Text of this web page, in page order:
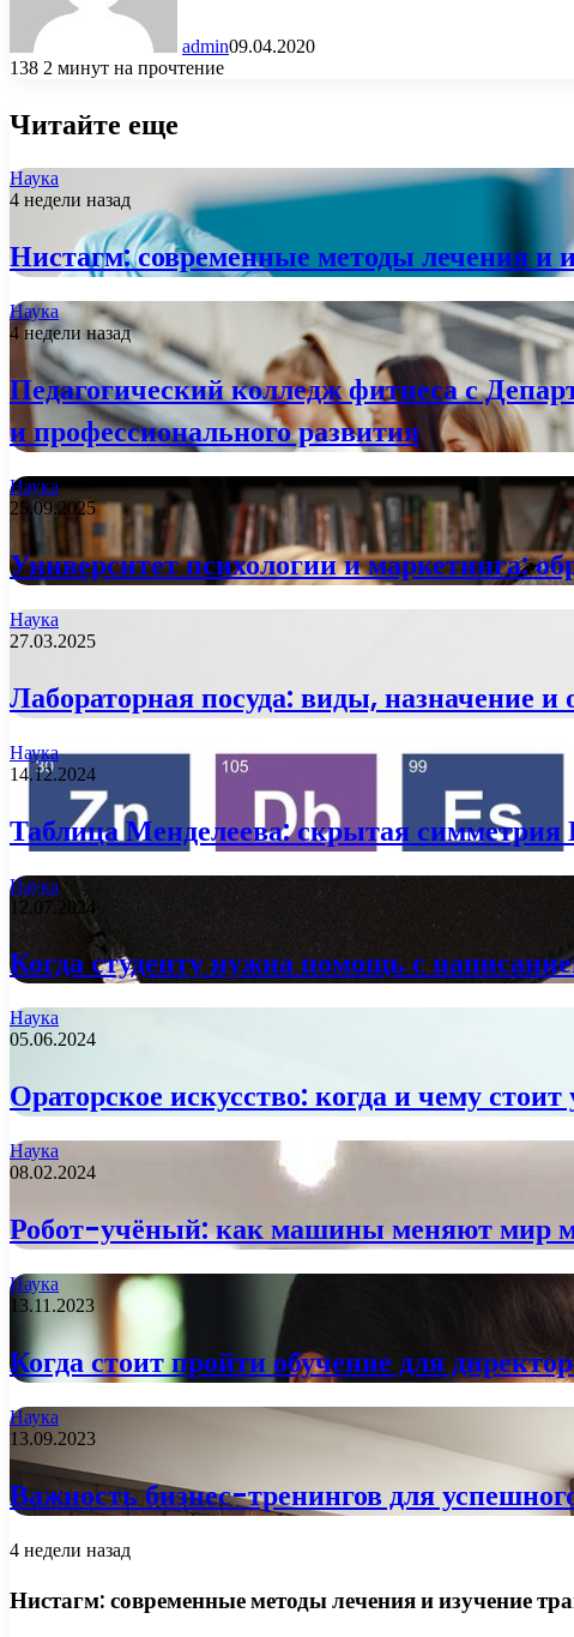
admin09.04.2020
138 2 минут на прочтение
Читайте еще
Наука
4 недели назад
Нистагм: современные методы лечения и
Наука
4 недели назад
Педагогический колледж фитнеса с
и профессионального развития
Наука
25.09.2025
Университет психологии и маркетинга:
Наука
27.03.2025
Лабораторная посуда: виды, назначение и
Наука
14.12.2024
Таблица Менделеева: скрытая симметрия
Наука
12.07.2024
Когда студенту нужна помощь с
Наука
05.06.2024
Ораторское искусство: когда и чему
Наука
08.02.2024
Робот-учёный: как машины меняют мир
Наука
13.11.2023
Когда стоит пройти обучение для
Наука
13.09.2023
Важность бизнес-тренингов для
4 недели назад
Нистагм: современные методы лечения и изучение